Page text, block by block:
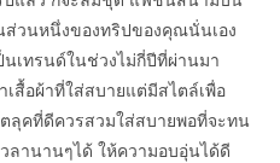
ส่วนหนึ่งของทริปของคุณนั่นเอง
เทรนด์ในช่วงไม่กี่ปีที่ผ่านมา
สื้อผ้าที่ใส่สบายแต่มีสไตล์เพื่อ
ลุคที่ดีควรสวมใส่สบายพอที่จะทน
ลานานๆได้ ให้ความอบอุ่นได้ดี